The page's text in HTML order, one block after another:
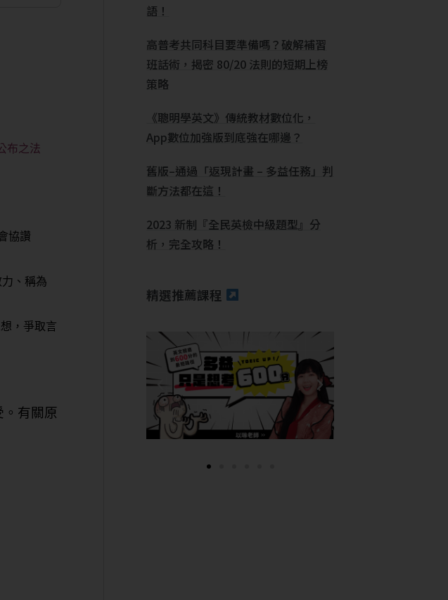
布之法
協讚
、稱為
，爭取言
。有關原
語！
高普考共同科目要準備嗎？破解補習
班話術，揭密 80/20 法則的短期上榜
策略
《聰明學英文》傳統教材數位化，
App數位加強版到底強在哪邊？
舊版–通過「返現計畫 – 多益任務」判
斷方法都在這！
2023 新制『全民英檢中級題型』分
析，完全攻略！
精選推薦課程